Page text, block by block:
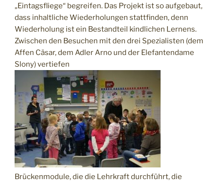
„Eintagsfliege“ begreifen. Das Projekt ist so aufgebaut,
dass inhaltliche Wiederholungen stattfinden, denn
Wiederholung ist ein Bestandteil kindlichen Lernens.
Zwischen den Besuchen mit den drei Spezialisten (dem
Affen Cäsar, dem Adler Arno und der Elefantendame
Slony) vertiefen
Brückenmodule, die die Lehrkraft durchführt, die